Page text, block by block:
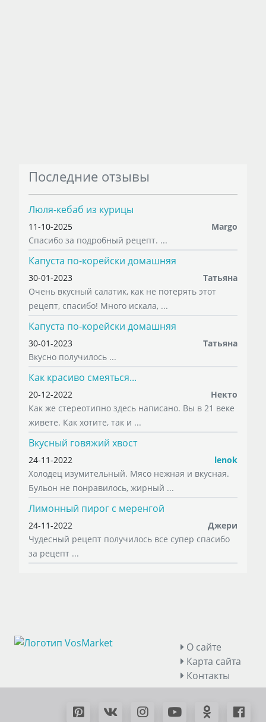
Последние отзывы
Люля-кебаб из курицы
11-10-2025
Margo
Спасибо за подробный рецепт. ...
Капуста по-корейски домашняя
30-01-2023
Татьяна
Очень вкусный салатик, как не потерять этот
рецепт, спасибо! Много искала, ...
Капуста по-корейски домашняя
30-01-2023
Татьяна
Вкусно получилось ...
Как красиво смеяться...
20-12-2022
Некто
Как же стереотипно здесь написано. Вы в 21 веке
живете. Как хотите, так и ...
Вкусный говяжий хвост
24-11-2022
lenok
Холодец изумительный. Мясо нежная и вкусная.
Бульон не понравилось, жирный ...
Лимонный пирог с меренгой
24-11-2022
Джери
Чудесный рецепт получилось все супер спасибо
за рецепт ...
О сайте
Карта сайта
Контакты